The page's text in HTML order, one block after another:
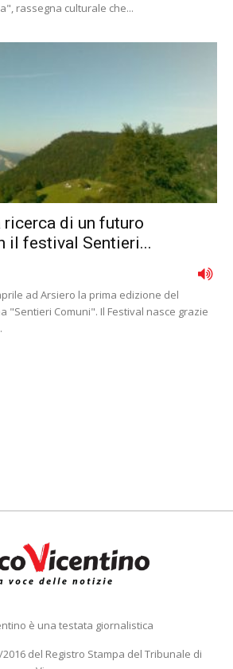
rassegna culturale che...
ricerca di un futuro
il festival Sentieri...
ad Arsiero la prima edizione del
"Sentieri Comuni". Il Festival nasce grazie
è una testata giornalistica
del Registro Stampa del Tribunale di